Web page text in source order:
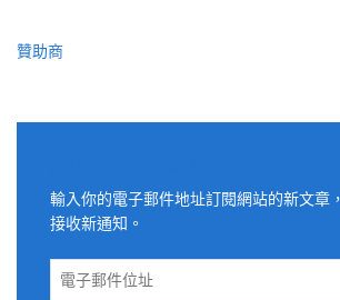
贊助商
輸入你的電子郵件地址訂閱網站的新文章
接收新通知。
電